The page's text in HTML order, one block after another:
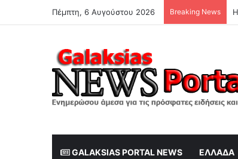
Πέμπτη, 6 Αυγούστου 2026 Breaking News
GALAKSIAS PORTAL NEWS ΕΛΛΆΔΑ